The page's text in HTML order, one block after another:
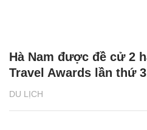
DU LỊCH
Hà Nam được đề cử 2
Travel Awards lần thứ